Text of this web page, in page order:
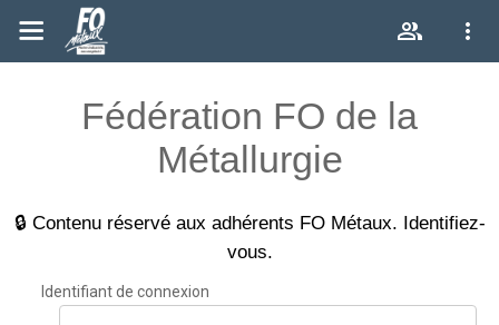
Fédération FO de la
Métallurgie
🔒 Contenu réservé aux adhérents FO Métaux. Identifiez-
vous.
Identifiant de connexion